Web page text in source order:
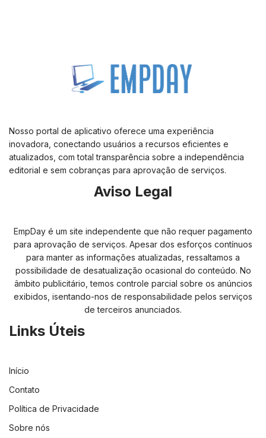
Nosso portal de aplicativo oferece uma experiência
inovadora, conectando usuários a recursos eficientes e
atualizados, com total transparência sobre a independência
editorial e sem cobranças para aprovação de serviços.
Aviso Legal
EmpDay é um site independente que não requer pagamento
para aprovação de serviços. Apesar dos esforços contínuos
para manter as informações atualizadas, ressaltamos a
possibilidade de desatualização ocasional do conteúdo. No
âmbito publicitário, temos controle parcial sobre os anúncios
exibidos, isentando-nos de responsabilidade pelos serviços
de terceiros anunciados.
Links Úteis
Início
Contato
Política de Privacidade
Sobre nós